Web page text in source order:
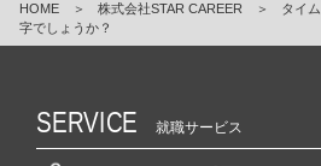
HOME ＞ 株式会社STAR CAREER ＞ タイ
字でしょうか？
SERVICE 就職サービス